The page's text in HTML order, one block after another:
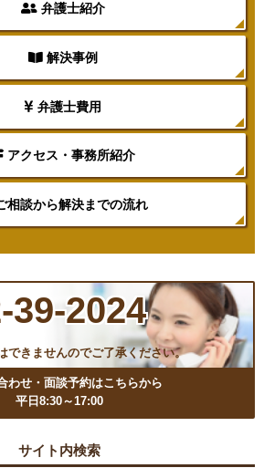
弁護士紹介
解決事例
弁護士費用
アクセス・事務所紹介
相談から解決までの流れ
2024
できませんのでご了承ください。
わせ・面談予約はこちらから
平日8:30～17:00
サイト内検索